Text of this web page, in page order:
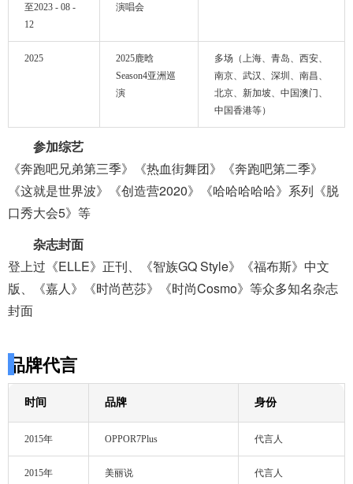
至2023 - 08 -
12
演唱会
2025
2025鹿晗
Season4亚洲巡
演
多场（上海、青岛、西安、
南京、武汉、深圳、南昌、
北京、新加坡、中国澳门、
中国香港等）
参加综艺
《奔跑吧兄弟第三季》《热血街舞团》《奔跑吧第二季》
《这就是世界波》《创造营2020》《哈哈哈哈哈》系列《脱
口秀大会5》等
杂志封面
登上过《ELLE》正刊、《智族GQ Style》《福布斯》中文
版、《嘉人》《时尚芭莎》《时尚Cosmo》等众多知名杂志
封面
品牌代言
时间 品牌 身份
2015年 OPPOR7Plus 代言人
2015年 美丽说 代言人